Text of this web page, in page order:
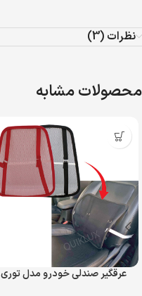
نظرات (3)
محصولات مشابه
عرقگیر صندلی خودرو مدل توری